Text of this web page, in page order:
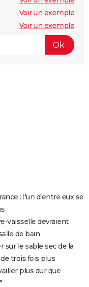
Voir un exemple
Voir un exemple
: l'un d'entre eux se
vaisselle devraient
de bain
sur le sable sec de la
trois fois plus
plus dur que